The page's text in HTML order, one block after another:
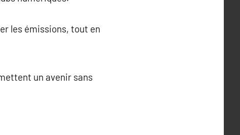
les émissions, tout en
un avenir sans